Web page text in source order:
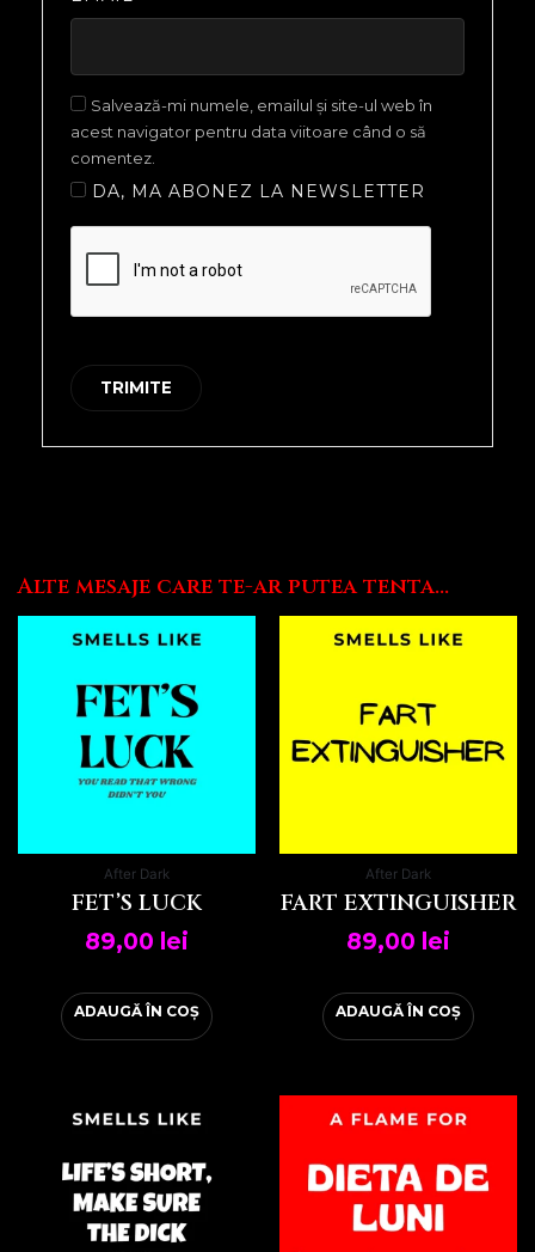
Salvează-mi numele, emailul și site-ul web în
acest navigator pentru data viitoare când o să
comentez.
DA, MA ABONEZ LA NEWSLETTER
Alte mesaje care te-ar putea tenta...
After Dark
FET’S LUCK
89,00 lei
ADAUGĂ ÎN COȘ
After Dark
FART EXTINGUISHER
89,00 lei
ADAUGĂ ÎN COȘ